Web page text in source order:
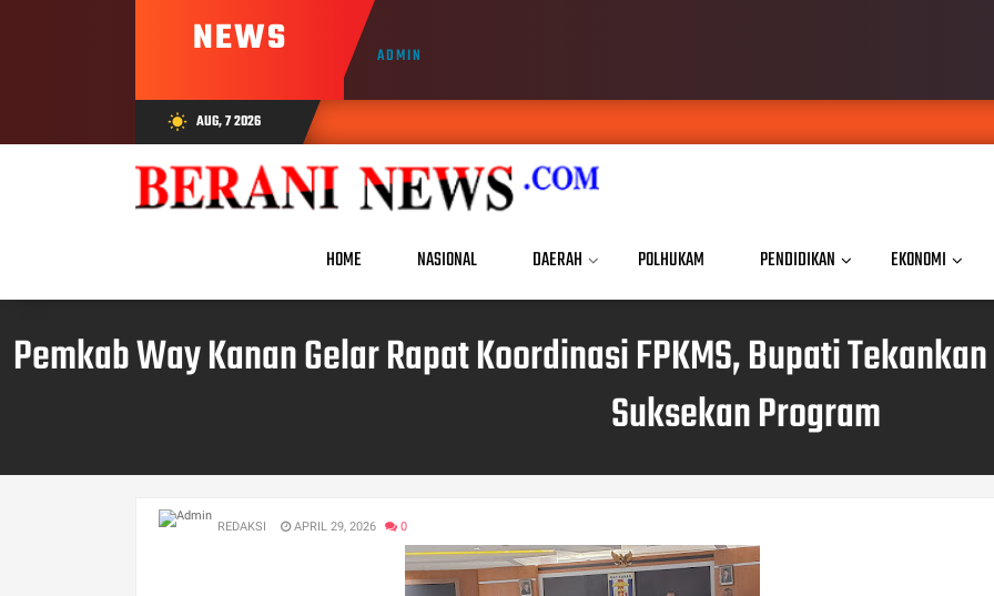
NEWS ADMIN
wb_sunny AUG, 7 2026
HOME NASIONAL DAERAH POLHUKAM PENDIDIKAN EKONOMI
Pemkab Way Kanan Gelar Rapat Koordinasi FPKMS, Bupati
Suksekan Program
REDAKSI APRIL 29, 2026 0